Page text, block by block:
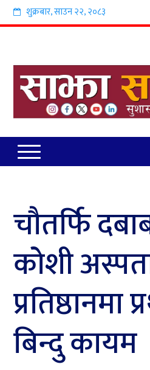
शुक्रबार,साउन२२,२०८३
चौतर्फि
कोशी
प्रतिष्ठानमा
बिन्दु कायम